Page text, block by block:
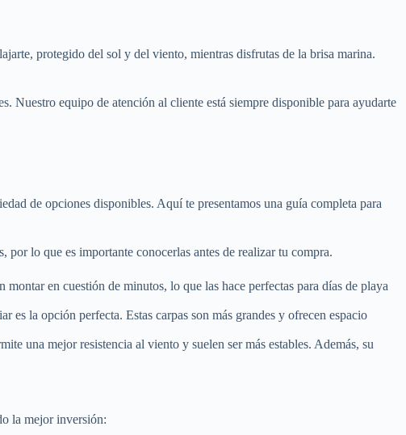
protegido del sol y del viento, mientras disfrutas de la brisa marina.
Nuestro equipo de atención al cliente está siempre disponible para ayudarte
de opciones disponibles. Aquí te presentamos una guía completa para
por lo que es importante conocerlas antes de realizar tu compra.
en cuestión de minutos, lo que las hace perfectas para días de playa
es la opción perfecta. Estas carpas son más grandes y ofrecen espacio
una mejor resistencia al viento y suelen ser más estables. Además, su
la mejor inversión: